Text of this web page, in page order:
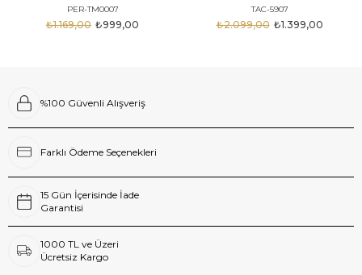
PER-TM0007
₺999,00
₺1.169,00
TAC-5907
₺1.399,00
₺2.099,00
%100 Güvenli Alışveriş
Farklı Ödeme Seçenekleri
15 Gün İçerisinde İade
Garantisi
1000 TL ve Üzeri
Ücretsiz Kargo